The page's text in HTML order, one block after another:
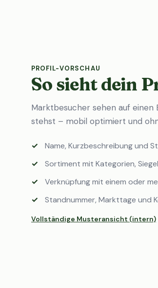
PROFIL-VORSCHAU
So sieht dein
Marktbesucher sehen auf einen
stehst – mobil optimiert und
Name, Kurzbeschreibung und
Sortiment mit Kategorien,
Verknüpfung mit einem oder
Standnummer, Markttage und
Vollständige Musteransicht (intern)